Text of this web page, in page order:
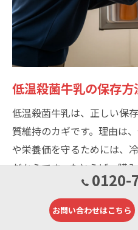
低温殺菌牛乳の保存
低温殺菌牛乳は、正しい保
質維持のカギです。理由は
や栄養価を守るためには、
だからです。たとえば、購
開封後はできるだけ早く飲
ます。これにより、家族の
0120-
お問い合わせはこちら